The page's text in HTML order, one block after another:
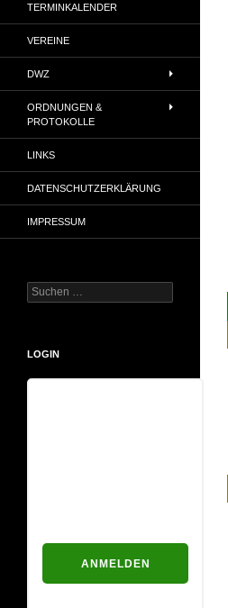
TERMINKALENDER
VEREINE
DWZ
ORDNUNGEN &
PROTOKOLLE
LINKS
DATENSCHUTZERKLÄRUNG
IMPRESSUM
Suchen
nach:
LOGIN